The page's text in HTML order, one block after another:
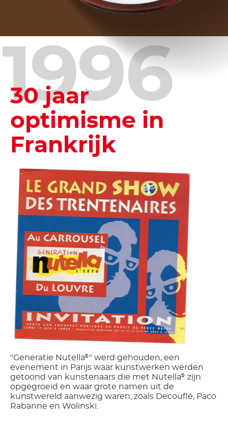
1996
30 jaar
optimisme in
Frankrijk
"Generatie Nutella® " werd gehouden, een
evenement in Parijs waar kunstwerken werden
getoond van kunstenaars die met Nutella® zijn
opgegroeid en waar grote namen uit de
kunstwereld aanwezig waren, zoals Decouflé, Paco
Rabanne en Wolinski.